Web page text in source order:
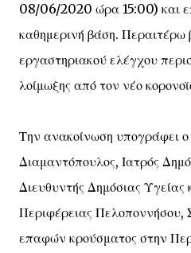
08/06/2020 ώρα 15:00) και
καθημερινή βάση. Περαιτέρω
εργαστηριακού ελέγχου
λοίμωξης από τον νέο
Την ανακοίνωση υπογράφει ο
Διαμαντόπουλος, Ιατρός
Διευθυντής Δημόσιας Υγείας
Περιφέρειας Πελοποννήσου,
επαφών κρούσματος στην